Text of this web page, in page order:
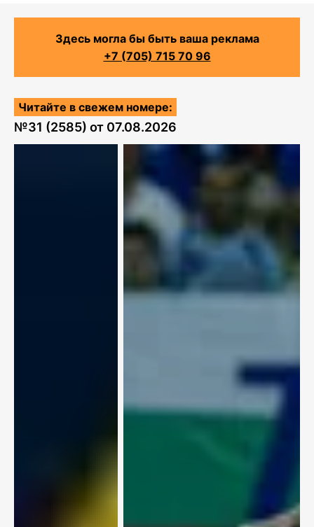
Здесь могла бы быть ваша реклама
+7 (705) 715 70 96
Читайте в свежем номере:
№31 (2585) от 07.08.2026